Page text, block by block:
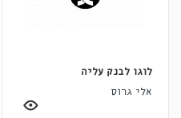
לוגו לבנק עליה
אלי גרוס